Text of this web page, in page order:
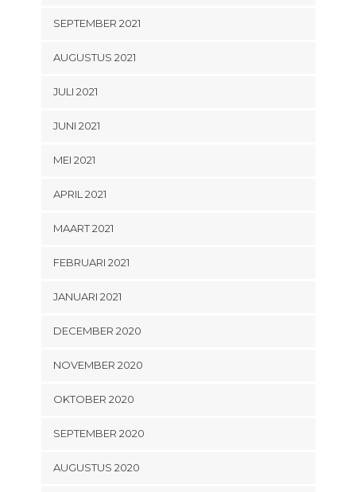
SEPTEMBER 2021
AUGUSTUS 2021
JULI 2021
JUNI 2021
MEI 2021
APRIL 2021
MAART 2021
FEBRUARI 2021
JANUARI 2021
DECEMBER 2020
NOVEMBER 2020
OKTOBER 2020
SEPTEMBER 2020
AUGUSTUS 2020